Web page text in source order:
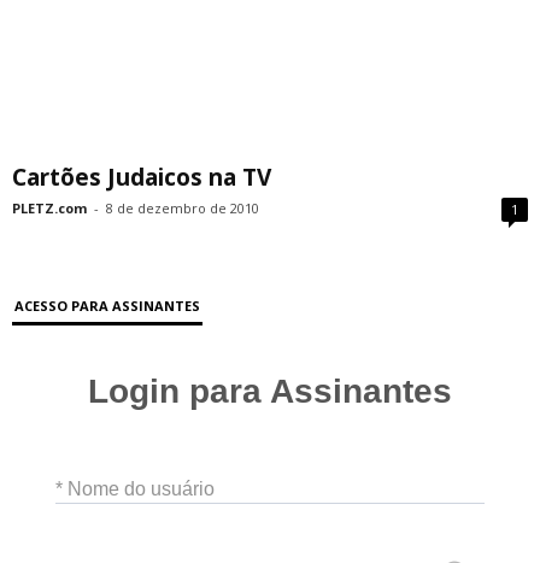
Cartões Judaicos na TV
PLETZ.com - 8 de dezembro de 2010 1
ACESSO PARA ASSINANTES
Login para Assinantes
* Nome do usuário